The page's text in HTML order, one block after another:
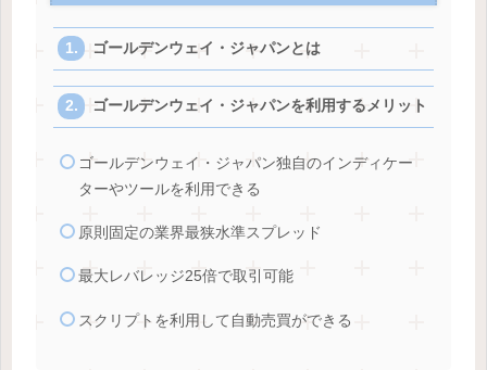
ゴールデンウェイ・ジャパンとは
ゴールデンウェイ・ジャパンを利用するメリット
ゴールデンウェイ・ジャパン独自のインディケー
ターやツールを利用できる
原則固定の業界最狭水準スプレッド
最大レバレッジ25倍で取引可能
スクリプトを利用して自動売買ができる